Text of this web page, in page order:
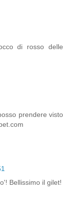
di rosso delle
prendere visto
Bellissimo il gilet!